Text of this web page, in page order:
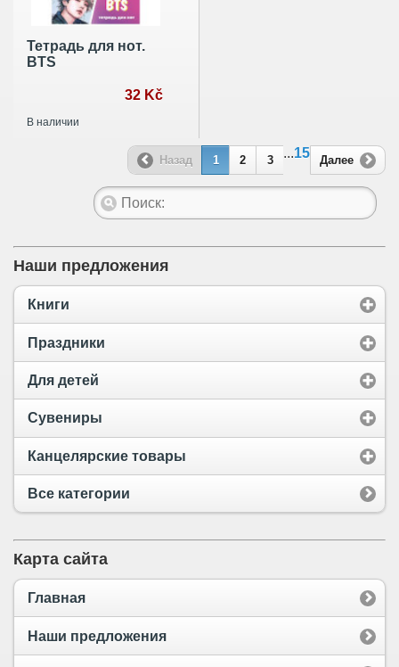
Тетрадь для нот.
BTS
32 Kč
В наличии
Назад 1 2 3
...15
Далее
Наши предложения
Книги
Праздники
Для детей
Сувениры
Канцелярские товары
Все категории
Карта сайта
Главная
Наши предложения